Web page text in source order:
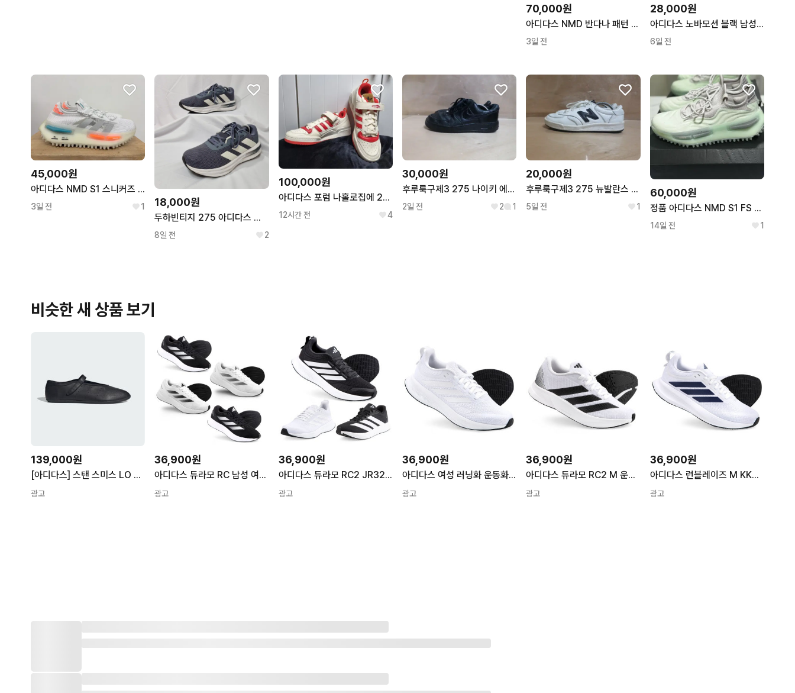
70,000원
아디다스 NMD 반다나 패턴 스니커즈
3일 전
28,000원
아디다스 노바모션 블랙 남성 275~280 런닝화 스니커즈
6일 전
45,000원
아디다스 NMD S1 스니커즈 255
3일 전 1 18,000원
두하빈티지 275 아디다스 갤럭시 7 스니커즈 러닝화
8일 전 2
100,000원
아디다스 포럼 나홀로집에 275
12시간 전 4
30,000원
후루룩구제3 275 나이키 에어포스1 로우 블랙 운동화 260804
2일 전 2 1
20,000원
후루룩구제3 275 뉴발란스 300 화이트 운동화 260731
5일 전 1
60,000원
정품 아디다스 NMD S1 FS 민트 265
14일 전 1
비슷한 새 상품 보기
139,000원
[아디다스] 스탠 스미스 LO 발레 JQ6939 JQ6939
광고
36,900원
아디다스 듀라모 RC 남성 여성용 런닝화 운동화 JS4429 JS4428 갤럭시8
광고
36,900원
아디다스 듀라모 RC2 JR3236 운동화 러닝화 남성 여성 갤럭시 8
광고
36,900원
아디다스 여성 러닝화 운동화 JR3236 듀라모 RC2 갤럭시8
광고
36,900원
아디다스 듀라모 RC2 M 운동화 런닝화 JS4428 JS4429 갤럭시 8 남성 여성
광고
36,900원
아디다스 런블레이즈 M KK3422 운동화 러닝화 듀라모 RC2 갤럭시
광고